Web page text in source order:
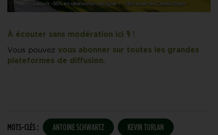
À écouter sans modération ici 🎙️ !
Vous pouvez vous abonner sur toutes les grandes
plateformes de diffusion.
MOTS-CLÉS : ANTOINE SCHWARTZ KEVIN TURLAN